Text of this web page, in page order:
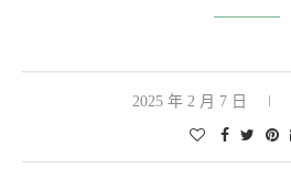
2025 年 2 月 7 日